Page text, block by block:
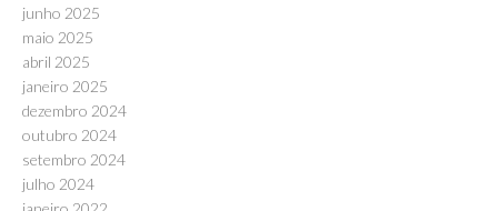
junho 2025
maio 2025
abril 2025
janeiro 2025
dezembro 2024
outubro 2024
setembro 2024
julho 2024